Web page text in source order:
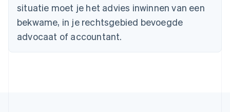
situatie moet je het advies inwinnen van een
bekwame, in je rechtsgebied bevoegde
advocaat of accountant.
Duitsland
DeutschEnglish
Estland
English
Finland